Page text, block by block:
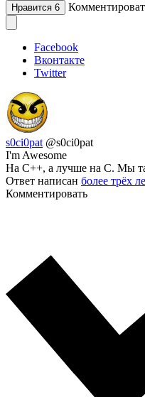
Нравится 6
Facebook
Вконтакте
Twitter
s0ci0pat @s0ci0pat
I'm Awesome
На C++, а лучше на C. Мы
Ответ написан более трёх
Комментировать